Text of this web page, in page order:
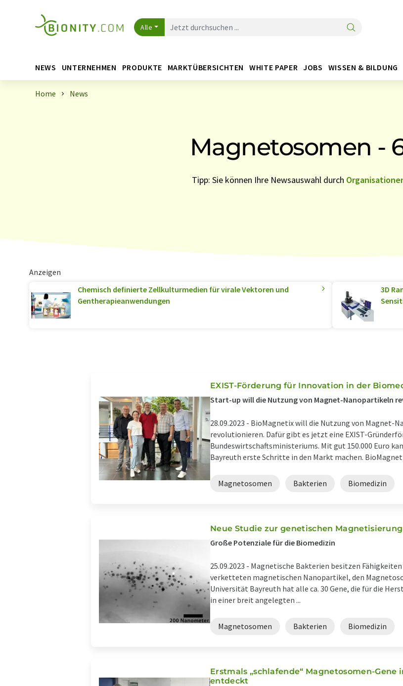
Alle
NEWS UNTERNEHMEN PRODUKTE MARKTÜBERSICHTEN WHITE PAPER JOBS WISSEN & BILDUNG
Home News
Magnetosomen -
Tipp: Sie können Ihre Newsauswahl durch
Anzeigen
Chemisch definierte Zellkulturmedien für virale Vektoren und
Gentherapieanwendungen
3D
EXIST-Förderung für Innovation in der
Start-up will die Nutzung von Magnet-Nanopartikeln
28.09.2023 - BioMagnetix will die Nutzung von Magnet-
revolutionieren. Dafür gibt es jetzt eine EXIST-
Bundeswirtschaftsministeriums. Mit gut 150.000 Euro
Bayreuth erste Schritte in den Markt machen.
Magnetosomen Bakterien Biomedizin
Neue Studie zur genetischen
Große Potenziale für die Biomedizin
25.09.2023 - Magnetische Bakterien besitzen
verketteten magnetischen Nanopartikel, den
Universität Bayreuth hat alle ca. 30 Gene, die für die
in einer breit angelegten ...
Magnetosomen Bakterien Biomedizin
Erstmals „schlafende“ Magnetosomen-
entdeckt